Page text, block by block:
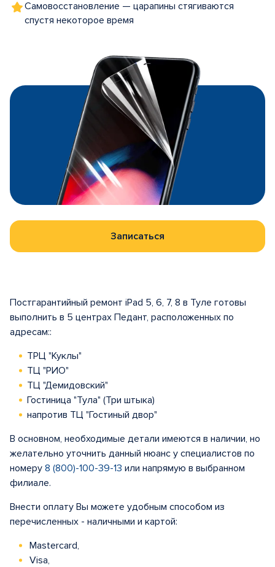
Самовосстановление — царапины стягиваются
спустя некоторое время
Записаться
Постгарантийный ремонт iPad 5, 6, 7, 8 в Туле готовы
выполнить в 5 центрах Педант, расположенных по
адресам::
ТРЦ "Куклы"
ТЦ "РИО"
ТЦ "Демидовский"
Гостиница "Тула" (Три штыка)
напротив ТЦ "Гостиный двор"
В основном, необходимые детали имеются в наличии, но
желательно уточнить данный нюанс у специалистов по
номеру 8 (800)-100-39-13 или напрямую в выбранном
филиале.
Внести оплату Вы можете удобным способом из
перечисленных - наличными и картой:
Mastercard,
Visa,